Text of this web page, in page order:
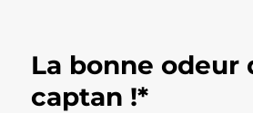
La bonne odeur
captan !*